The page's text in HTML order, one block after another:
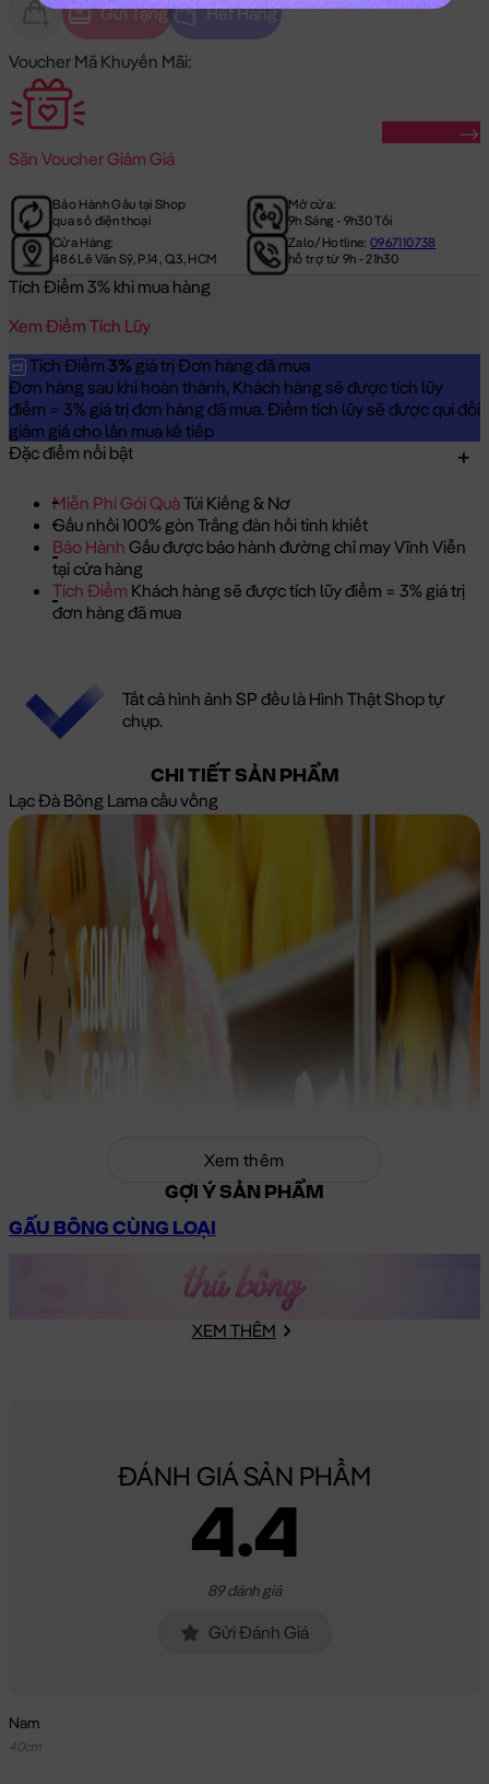
Gửi Tặng Hết Hàng
Voucher Mã Khuyến Mãi:
Săn Voucher Giảm Giá
Bảo Hành Gấu tại Shop
qua số điện thoại
Mở cửa:
9h Sáng - 9h30 Tối
Cửa Hàng:
486 Lê Văn Sỹ, P.14, Q.3, HCM
Zalo/Hotline:0967110738
hỗ trợ từ 9h - 21h30
Tích Điểm 3% khi mua hàng
Xem Điểm Tích Lũy
Tích Điểm 3% giá trị Đơn hàng đã mua
Đơn hàng sau khi hoàn thành, Khách hàng sẽ được tích lũy
điểm = 3% giá trị đơn hàng đã mua. Điểm tích lũy sẽ được qui đổi
giảm giá cho lần mua kế tiếp
Đặc điểm nổi bật
Miễn Phí Gói QuàTúi Kiếng & Nơ
Gấu nhồi 100% gòn Trắng đàn hồi tinh khiết
Bảo Hành Gấu được bảo hành đường chỉ may Vĩnh Viễn
tại cửa hàng
Tích Điểm Khách hàng sẽ được tích lũy điểm = 3% giá trị
đơn hàng đã mua
Tất cả hình ảnh SP đều là Hình Thật Shop tự
chụp.
CHI TIẾT SẢN PHẨM
Lạc Đà Bông Lama cầu vồng
Xem thêm
GỢI Ý SẢN PHẨM
GẤU BÔNG CÙNG LOẠI
XEM THÊM
ĐÁNH GIÁ SẢN PHẨM
4.4
89 đánh giá
Gửi Đánh Giá
Nam
40cm